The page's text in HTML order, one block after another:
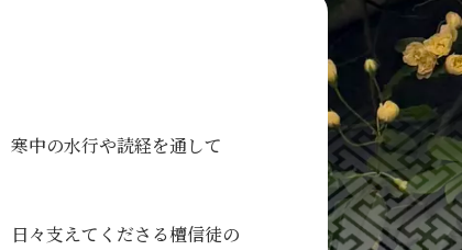
寒中の水行や読経を通して
日々支えてくださる檀信徒の